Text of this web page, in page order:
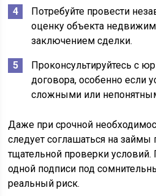
Потребуйте провести
оценку объекта
заключением сделки.
Проконсультируйтесь с
договора, особенно если
сложными или
Даже при срочной
следует соглашаться на займы
тщательной проверки условий.
одной подписи под
реальный риск.